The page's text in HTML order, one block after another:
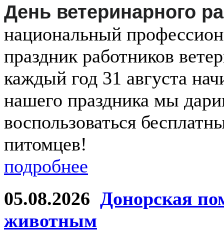
День ветеринарного
национальный
праздник работников
каждый год 31 августа
нашего праздника мы
воспользоваться
питомцев!
подробнее
05.08.2026 Донорская
животным